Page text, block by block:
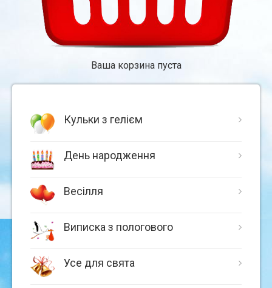
Ваша корзина пуста
Кульки з гелієм
День народження
Весілля
Виписка з пологового
Усе для свята